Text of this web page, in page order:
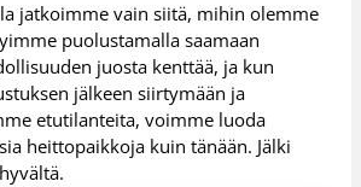
jatkoimme vain siitä, mihin olemme
puolustamalla saamaan
juosta kenttää, ja kun
jälkeen siirtymään ja
etutilanteita, voimme luoda
heittopaikkoja kuin tänään. Jälki